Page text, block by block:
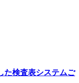
た検査表システムご